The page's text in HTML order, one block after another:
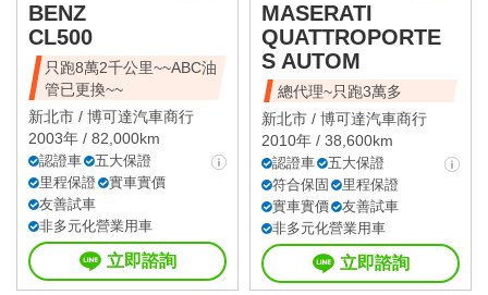
BENZ
CL500
只跑8萬2千公里~~ABC油
管已更換~~
新北市 / 博可達汽車商行
2003年 / 82,000km
認證車
五大保證
里程保證
實車實價
友善試車
非多元化營業用車
立即諮詢
MASERATI
QUATTROPORTE
S AUTOM
總代理~只跑3萬多
新北市 / 博可達汽車商行
2010年 / 38,600km
認證車
五大保證
符合保固
里程保證
實車實價
友善試車
非多元化營業用車
立即諮詢